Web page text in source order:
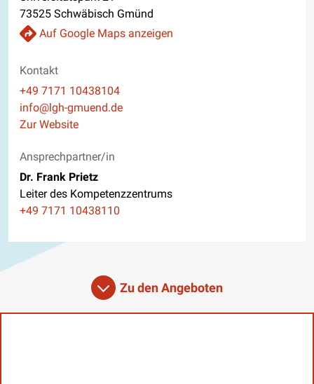
73525 Schwäbisch Gmünd
Auf Google Maps anzeigen
Kontakt
Telefon
+49 7171 10438104
E-Mail
info@lgh-gmuend.de
Website
Zur Website
Ansprechpartner/in
Dr. Frank Prietz
Leiter des Kompetenzzentrums
Telefon
+49 7171 10438110
Zu den Angeboten